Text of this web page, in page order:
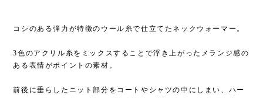
コシのある弾力が特徴のウール糸で仕立てたネックウォーマー。
3色のアクリル糸をミックスすることで浮き上がったメランジ感の
ある表情がポイントの素材。
前後に垂らしたニット部分をコートやシャツの中にしまい、ハー